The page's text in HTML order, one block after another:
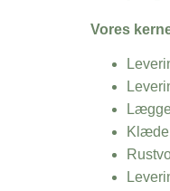
Vores
Klæde